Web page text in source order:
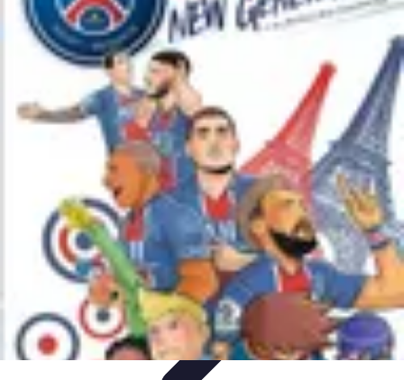
Retour en Classe
stratégiesActivités Scolaires Rentrée ScolaireAménagement de
l'ÉtudeActivités et Ressources
Retour en Classe